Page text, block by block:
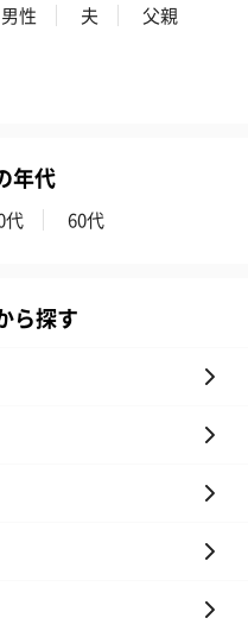
男性 夫
父親
年代
代 60代
ら探す